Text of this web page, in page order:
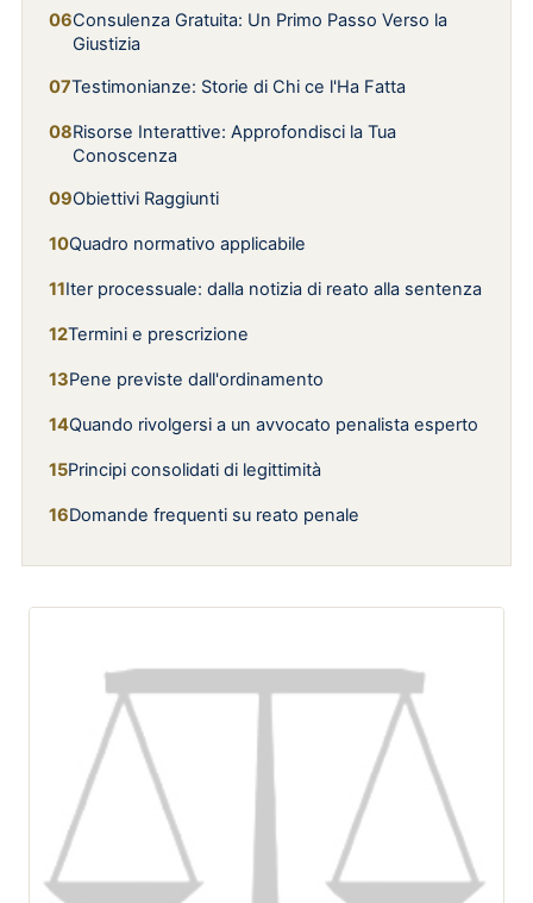
Consulenza Gratuita: Un Primo Passo Verso la
Giustizia
Testimonianze: Storie di Chi ce l'Ha Fatta
Risorse Interattive: Approfondisci la Tua
Conoscenza
Obiettivi Raggiunti
Quadro normativo applicabile
Iter processuale: dalla notizia di reato alla sentenza
Termini e prescrizione
Pene previste dall'ordinamento
Quando rivolgersi a un avvocato penalista esperto
Principi consolidati di legittimità
Domande frequenti su reato penale